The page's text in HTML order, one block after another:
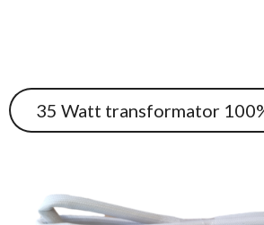
35 Watt transformator